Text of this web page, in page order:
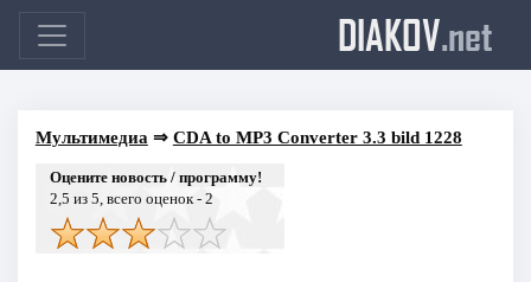
DIAKOV.net
Мультимедиа ⇒ CDA to MP3 Converter 3.3 bild 1228
Оцените новость / программу!
2,5 из 5, всего оценок - 2